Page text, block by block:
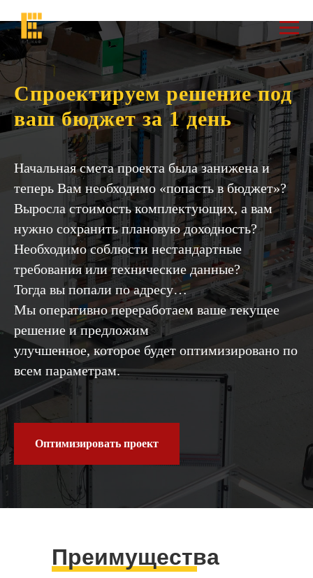
Спроектируем решение под
ваш бюджет за 1 день
Начальная смета проекта была занижена и
теперь Вам необходимо «попасть в бюджет»?
Выросла стоимость комплектующих, а вам
нужно сохранить плановую доходность?
Необходимо соблюсти нестандартные
требования или технические данные?
Тогда вы попали по адресу…
Мы оперативно переработаем ваше текущее
решение и предложим
улучшенное, которое будет оптимизировано по
всем параметрам.
Оптимизировать проект
Преимущества